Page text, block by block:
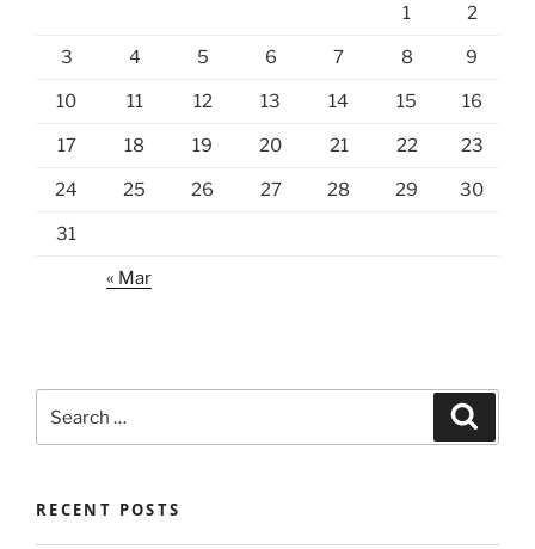
1 2
3 4 5 6 7 8 9
10 11 12 13 14 15 16
17 18 19 20 21 22 23
24 25 26 27 28 29 30
31
« Mar
for:
RECENT POSTS